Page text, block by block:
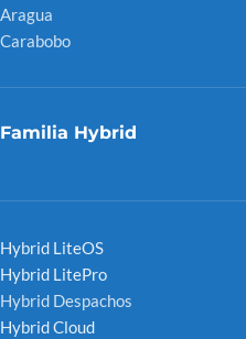
Aragua
Carabobo
Familia Hybrid
Hybrid LiteOS
Hybrid LitePro
Hybrid Despachos
Hybrid Cloud